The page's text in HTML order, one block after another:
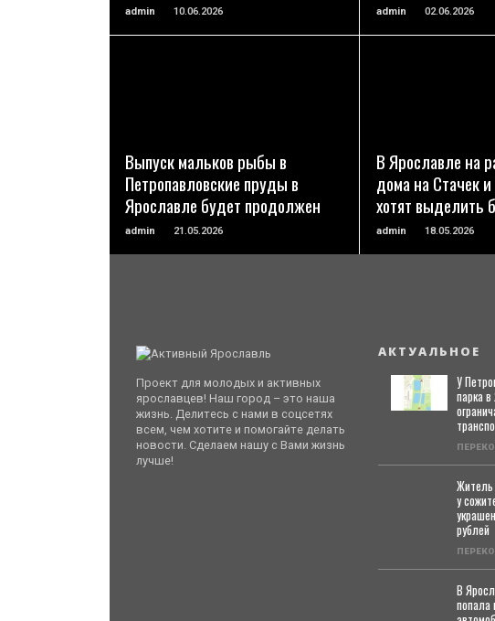
admin 10.06.2026 admin 02.06.2026
Выпуск мальков рыбы в
Петропавловские пруды в
Ярославле будет продолжен
admin 21.05.2026
В Ярославле на
дома на Стачек
хотят выделить
admin 18.05.2026
Проект для молодых и активных
ярославцев! Наш город – это наша
жизнь. Делитесь с нами в соцсетях
всем, чем хотите и помогайте делать
новости. Сделаем нашу с Вами жизнь
лучше!
АКТУАЛЬНОЕ
У
парка
Житель
у
рублей
В
попала